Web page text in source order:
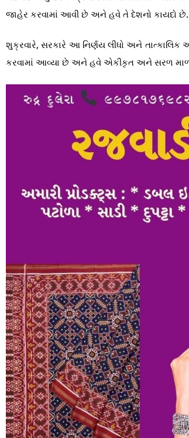
જાહેર કરવામાં આવી છે અને હવે તે દેશનો કાયદો છે.
શુક્રવારે, સરકારે આ નિર્ણય લીધો અને
કરવામાં આવ્યા છે અને હવે એકીકૃત અને સરળ